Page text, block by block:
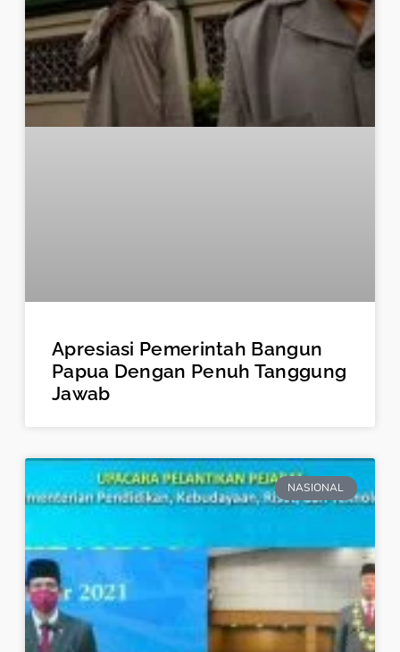
Apresiasi Pemerintah Bangun
Papua Dengan Penuh Tanggung
Jawab
NASIONAL